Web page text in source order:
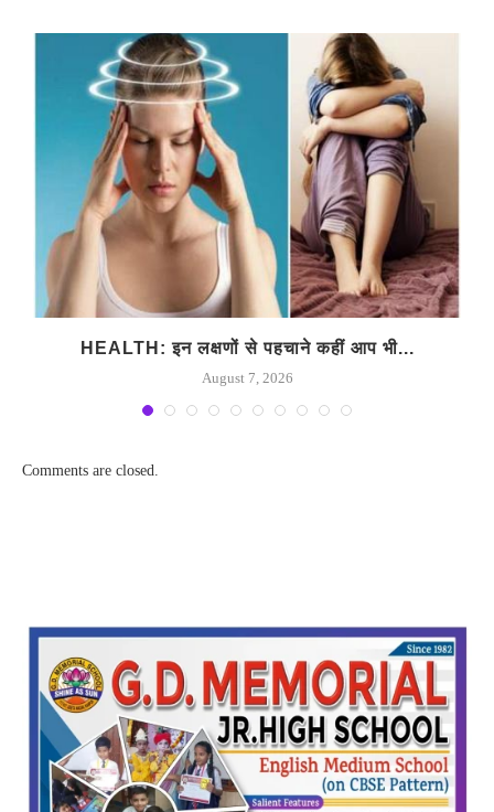
HEALTH: इन लक्षणों से पहचाने कहीं आप भी...
August 7, 2026
Comments are closed.